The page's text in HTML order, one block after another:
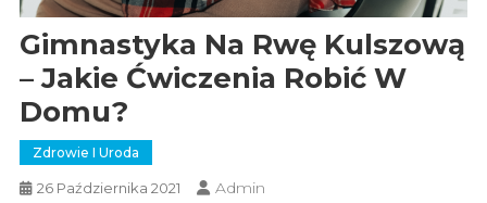
Gimnastyka Na Rwę Kulszową
– Jakie Ćwiczenia Robić W
Domu?
Zdrowie I Uroda
26 Października 2021 Admin